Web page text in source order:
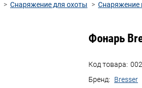
Снаряжение для охоты Снаряжение
Фонарь
Код товара:
Бренд:
Bresser